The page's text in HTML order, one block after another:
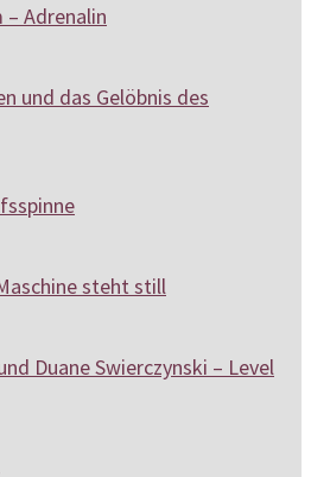
– Adrenalin
und das Gelöbnis des
steht still
Duane Swierczynski – Level